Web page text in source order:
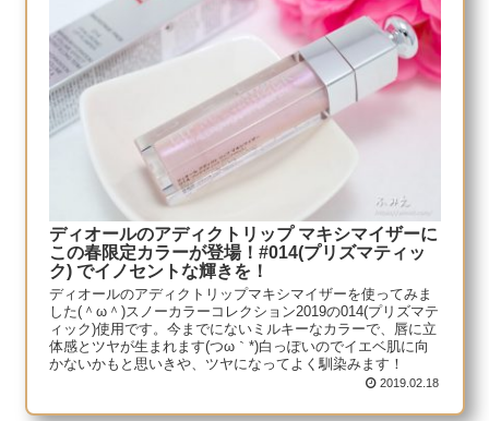
ディオールのアディクトリップ マキシマイザーに
この春限定カラーが登場！#014(プリズマティッ
ク) でイノセントな輝きを！
ディオールのアディクトリップマキシマイザーを使ってみま
した(＾ω＾)スノーカラーコレクション2019の014(プリズマテ
ィック)使用です。今までにないミルキーなカラーで、唇に立
体感とツヤが生まれます(つω｀*)白っぽいのでイエベ肌に向
かないかもと思いきや、ツヤになってよく馴染みます！
2019.02.18